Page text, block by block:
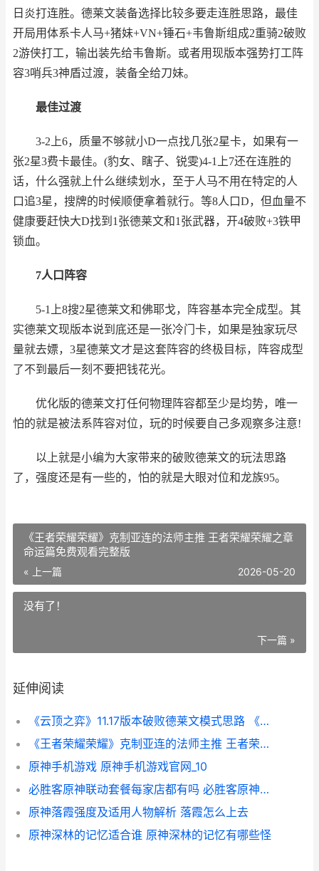
日炎打连胜。德莱文装备选择比较多要走连胜思路，最佳
开局用体系卡人马+猪妹+VN+锤石+韦鲁斯组成2重骑2破败
2游侠打工，输出装先给韦鲁斯。或者用现版本强势打工阵
容3哨兵3神盾过渡，装备全给刀妹。
最佳过渡
3-2上6，质量不够就小D一点找几张2星卡，如果有一
张2星3费卡最佳。(豹女、瞎子、锐雯)4-1上7还在连胜的
话，什么强就上什么继续划水，至于人马不用在特定的人
口追3星，搜牌的时候顺便拿着就行。等8人口D，但血量不
健康要赶快大D找到1张德莱文和1张武器，开4破败+3铁甲
锁血。
7人口阵容
5-1上8搜2星德莱文和佛耶戈，阵容基本完全成型。其
实德莱文现版本说到底还是一张冷门卡，如果是独家玩尽
量就去嫖，3星德莱文才是这套阵容的终极目标，阵容成型
了不到最后一刻不要把钱花光。
优化版的德莱文打任何物理阵容都至少是均势，唯一
怕的就是被法系阵容对位，玩的时候要自己多观察多注意!
以上就是小编为大家带来的破败德莱文的玩法思路
了，强度还是有一些的，怕的就是大眼对位和龙族95。
《王者荣耀荣耀》克制亚连的法师主推 王者荣耀荣耀之章
命运篇免费观看完整版
« 上一篇 2026-05-20
没有了！
下一篇 »
延伸阅读
《云顶之弈》11.17版本破败德莱文模式思路 《云顶之弈》S12赛季中五费卡的具体数量是多少-
《王者荣耀荣耀》克制亚连的法师主推 王者荣耀荣耀之章命运篇免费观看完整版
原神手机游戏 原神手机游戏官网_10
必胜客原神联动套餐每家店都有吗 必胜客原神联动书签
原神落霞强度及适用人物解析 落霞怎么上去
原神深林的记忆适合谁 原神深林的记忆有哪些怪